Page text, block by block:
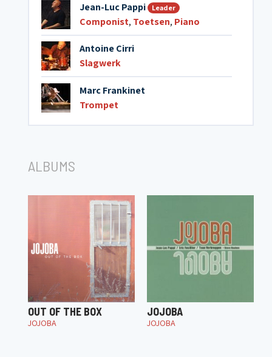
Jean-Luc Pappi Leader
Componist, Toetsen, Piano
Antoine Cirri
Slagwerk
Marc Frankinet
Trompet
ALBUMS
OUT OF THE BOX
JOJOBA
JOJOBA
JOJOBA